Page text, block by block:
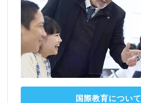
国際教育について